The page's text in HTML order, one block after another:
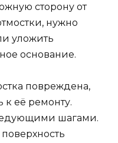
сторону от
нужно
уложить
основание.
повреждена,
к её ремонту.
шагами.